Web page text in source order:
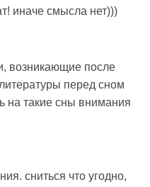
иначе смысла нет)))
возникающие после
перед сном
на такие сны внимания
сниться что угодно,